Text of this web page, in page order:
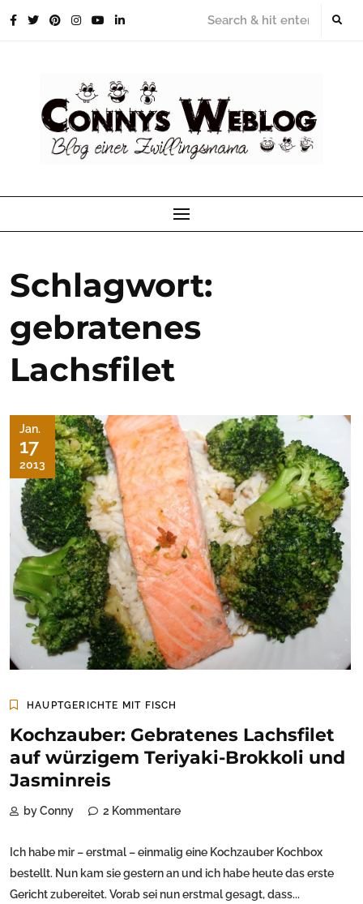
Schlagwort:
gebratenes
Lachsfilet
Jan.
17
2013
HAUPTGERICHTE MIT FISCH
Kochzauber: Gebratenes Lachsfilet
auf würzigem Teriyaki-Brokkoli und
Jasminreis
by Conny 2 Kommentare
Ich habe mir – erstmal – einmalig eine Kochzauber Kochbox
bestellt. Nun kam sie gestern an und ich habe heute das erste
Gericht zubereitet. Vorab sei nun erstmal gesagt, dass...